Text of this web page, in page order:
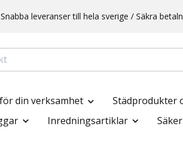
Snabba leveranser till hela sverige / Säkra
din verksamhet
Städprodukter
Inredningsartiklar